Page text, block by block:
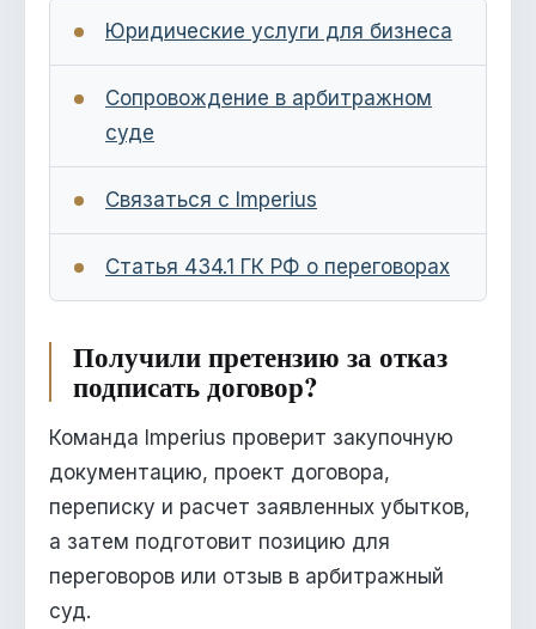
Юридические услуги для бизнеса
Сопровождение в арбитражном
суде
Связаться с Imperius
Статья 434.1 ГК РФ о переговорах
Получили претензию за отказ
подписать договор?
Команда Imperius проверит закупочную
документацию, проект договора,
переписку и расчет заявленных убытков,
а затем подготовит позицию для
переговоров или отзыв в арбитражный
суд.